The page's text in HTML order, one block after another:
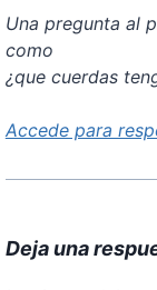
Una pregunta al
como
¿que cuerdas
Accede para
Deja una